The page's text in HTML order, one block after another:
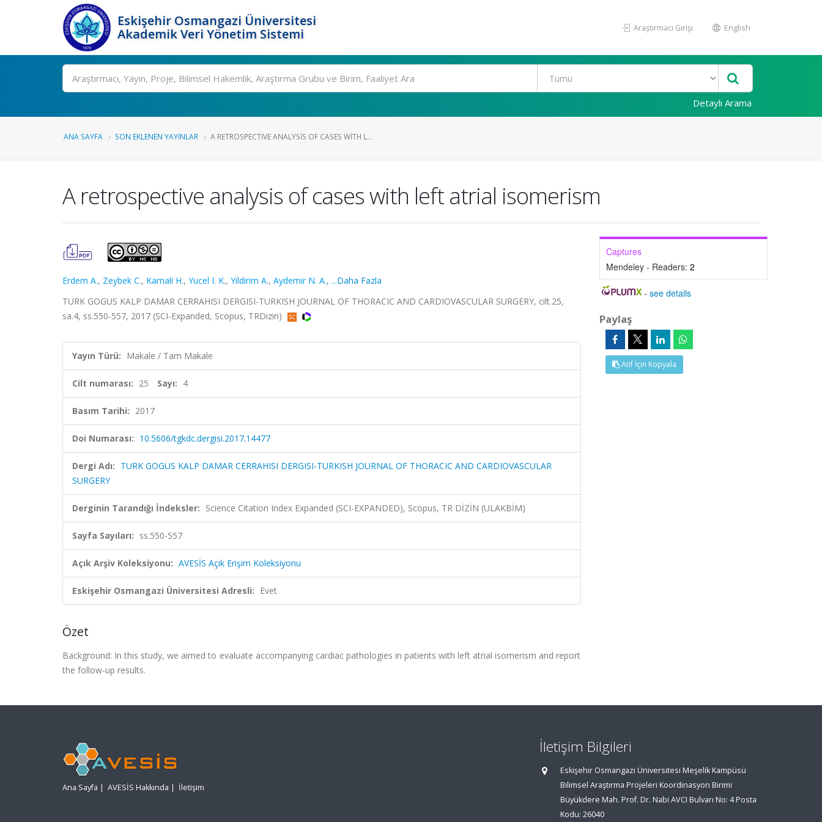
Eskişehir Osmangazi Üniversitesi
Akademik Veri Yönetim Sistemi
Araştırmacı Girişi English
Ara
Detaylı Arama
ANA SAYFA SON EKLENEN YAYINLAR A RETROSPECTIVE ANALYSIS OF CASES WITH L...
A retrospective analysis of cases with left atrial isomerism
Erdem A., Zeybek C., Kamali H., Yucel I. K., Yildirim A., Aydemir N. A., ...Daha Fazla
TURK GOGUS KALP DAMAR CERRAHISI DERGISI-TURKISH JOURNAL OF THORACIC AND CARDIOVASCULAR SURGERY, cilt.25,
sa.4, ss.550-557, 2017 (SCI-Expanded, Scopus, TRDizin)
Yayın Türü: Makale / Tam Makale
Cilt numarası: 25 Sayı: 4
Basım Tarihi: 2017
Doi Numarası: 10.5606/tgkdc.dergisi.2017.14477
Dergi Adı: TURK GOGUS KALP DAMAR CERRAHISI DERGISI-TURKISH JOURNAL OF THORACIC AND CARDIOVASCULAR
SURGERY
Derginin Tarandığı İndeksler: Science Citation Index Expanded (SCI-EXPANDED), Scopus, TR DİZİN (ULAKBİM)
Sayfa Sayıları: ss.550-557
Açık Arşiv Koleksiyonu: AVESİS Açık Erişim Koleksiyonu
Eskişehir Osmangazi Üniversitesi Adresli: Evet
Özet
Background: In this study, we aimed to evaluate accompanying cardiac pathologies in patients with left atrial isomerism and report
the follow-up results.
Captures
Mendeley - Readers: 2
-see details
Paylaş
Atıf İçin Kopyala
Ana Sayfa | AVESİS Hakkında | İletişim
İletişim Bilgileri
Eskişehir Osmangazi Üniversitesi Meşelik Kampüsü
Bilimsel Araştırma Projeleri Koordinasyon Birimi
Büyükdere Mah. Prof. Dr. Nabi AVCI Bulvarı No: 4 Posta
Kodu: 26040